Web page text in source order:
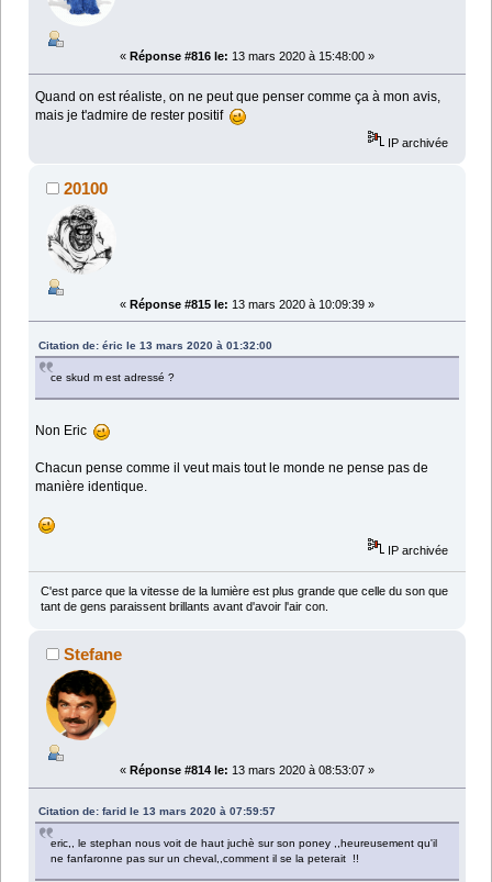
« Réponse #816 le: 13 mars 2020 à 15:48:00 »
Quand on est réaliste, on ne peut que penser comme ça à mon avis,
mais je t'admire de rester positif
IP archivée
20100
« Réponse #815 le: 13 mars 2020 à 10:09:39 »
Citation de: éric le 13 mars 2020 à 01:32:00
ce skud m est adressé ?
Non Eric
Chacun pense comme il veut mais tout le monde ne pense pas de
manière identique.
IP archivée
C'est parce que la vitesse de la lumière est plus grande que celle du son que
tant de gens paraissent brillants avant d'avoir l'air con.
Stefane
« Réponse #814 le: 13 mars 2020 à 08:53:07 »
Citation de: farid le 13 mars 2020 à 07:59:57
eric,, le stephan nous voit de haut juchè sur son poney ,,heureusement qu'il
ne fanfaronne pas sur un cheval,,comment il se la peterait !!